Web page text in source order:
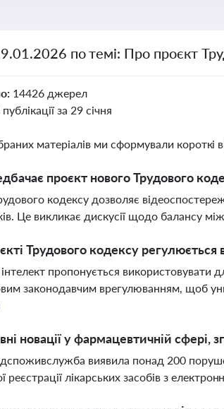
по темі: Про проєкт
14426 джерел
публікації за 29 січня
матеріалів ми сформували короткі
проєкт нового Трудового
кодексу дозволяє
Це викликає дискусії щодо балансу
Трудового кодексу
пропонується використовувати
законодавчим врегулюванням, щоб
новації у фармацевтичній сфері,
виявила понад 200
реєстрації лікарських засобів з